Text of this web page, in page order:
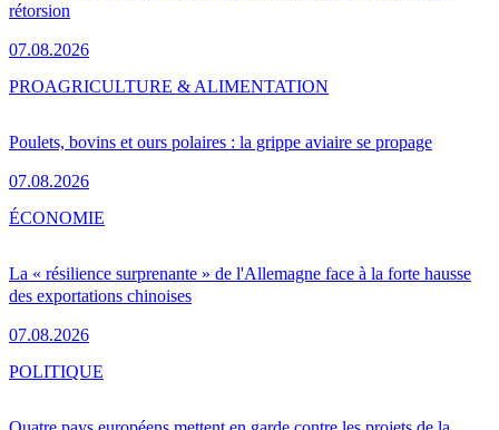
rétorsion
07.08.2026
Poulets, bovins et ours polaires : la grippe aviaire se propage
07.08.2026
PROAGRICULTURE & ALIMENTATION
La « résilience surprenante » de l'Allemagne face à la forte hausse
des exportations chinoises
07.08.2026
ÉCONOMIE
POLITIQUE